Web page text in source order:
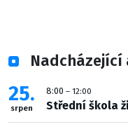
Nadcházející
25
srpen
8:00 – 12:00
Střední škola